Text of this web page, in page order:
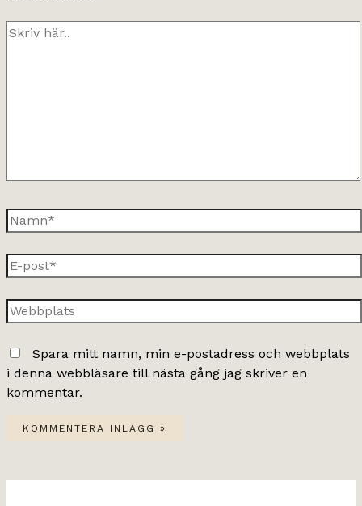
Skriv
Namn*
E-
post*
Webbplats
Spara mitt namn, min e-postadress och webbplats
i denna webbläsare till nästa gång jag skriver en
kommentar.